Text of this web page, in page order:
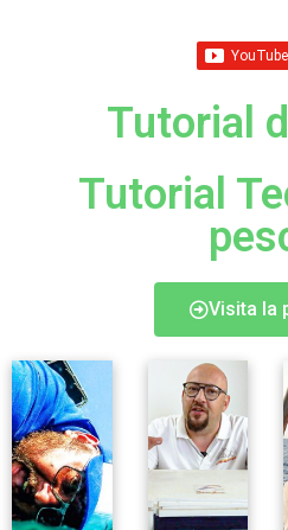
Tutorial
Tutorial
Visita la